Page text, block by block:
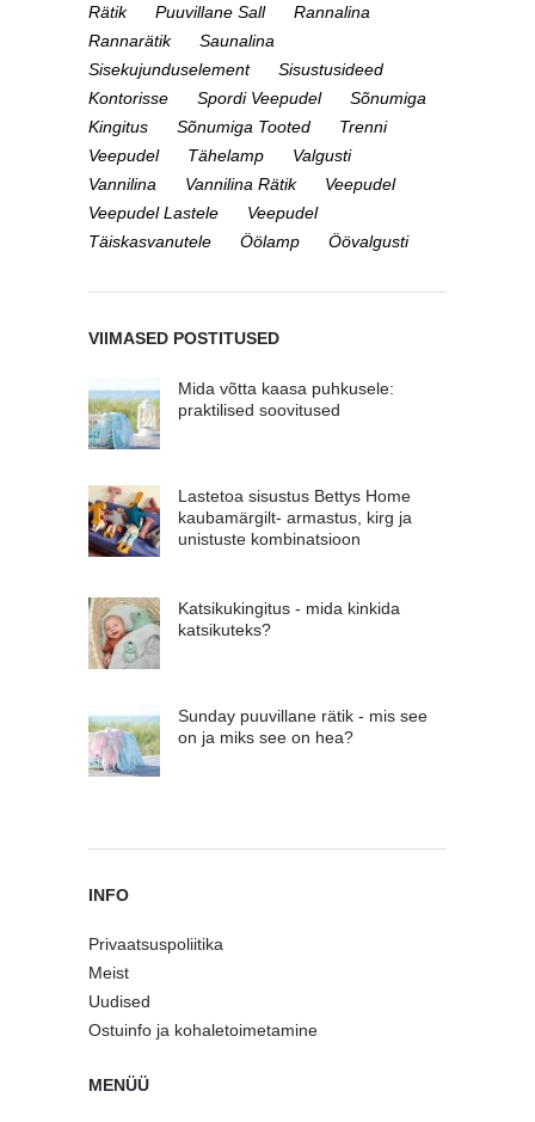
Rätik
Puuvillane Sall
Rannalina
Rannarätik
Saunalina
Sisekujunduselement
Sisustusideed
Kontorisse
Spordi Veepudel
Sõnumiga
Kingitus
Sõnumiga Tooted
Trenni
Veepudel
Tähelamp
Valgusti
Vannilina
Vannilina Rätik
Veepudel
Veepudel Lastele
Veepudel
Täiskasvanutele
Öölamp Öövalgusti
VIIMASED POSTITUSED
Mida võtta kaasa puhkusele:
praktilised soovitused
Lastetoa sisustus Bettys Home
kaubamärgilt- armastus, kirg ja
unistuste kombinatsioon
Katsikukingitus - mida kinkida
katsikuteks?
Sunday puuvillane rätik - mis see
on ja miks see on hea?
INFO
Privaatsuspoliitika
Meist
Uudised
Ostuinfo ja kohaletoimetamine
MENÜÜ